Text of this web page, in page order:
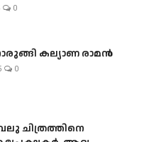
0
കല്യാണ രാമൻ
0
ചിത്രത്തിനെ